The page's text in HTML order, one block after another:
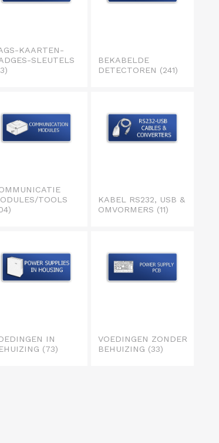
KAARTEN-
SLEUTELS
BEKABELDE
DETECTOREN (241)
TOOLS
KABEL RS232, USB &
OMVORMERS (11)
IN
(73)
VOEDINGEN ZONDER
BEHUIZING (33)